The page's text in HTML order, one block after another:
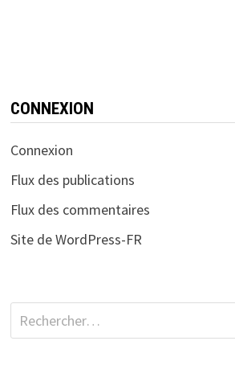
CONNEXION
Connexion
Flux des publications
Flux des commentaires
Site de WordPress-FR
Rechercher :